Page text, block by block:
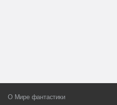
О Мире фантастики